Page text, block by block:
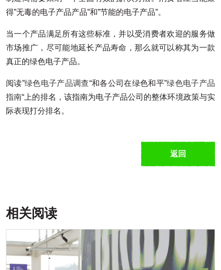
得”无毒的电子产品产品”和”节能的电子产品”。
当一个产品满足所有这些标准，并以受消费者欢迎的服务做
市场推广，尽可能地延长产品寿命，那么就可以称其为一款
真正的绿色电子产品。
阅读”绿色电子产品调查“和各公司在绿色和平”绿色电子产品
指南“上的排名，该指南为电子产品公司的整体环境政策与实
际表现打分排名。
返回
相关阅读